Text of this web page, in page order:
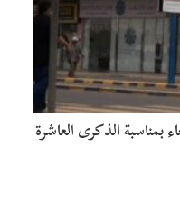
بمناسبة الذكرى العاشرة